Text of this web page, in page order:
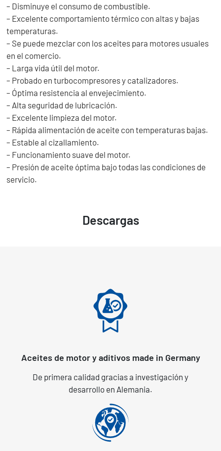
Descargas
– Disminuye el consumo de combustible.
– Excelente comportamiento térmico con altas y bajas
temperaturas.
– Se puede mezclar con los aceites para motores usuales
en el comercio.
– Larga vida útil del motor.
– Probado en turbocompresores y catalizadores.
– Óptima resistencia al envejecimiento.
– Alta seguridad de lubricación.
– Excelente limpieza del motor.
– Rápida alimentación de aceite con temperaturas bajas.
– Estable al cizallamiento.
– Funcionamiento suave del motor.
– Presión de aceite óptima bajo todas las condiciones de
servicio.
Aceites de motor y aditivos made in Germany
De primera calidad gracias a investigación y
desarrollo en Alemania.